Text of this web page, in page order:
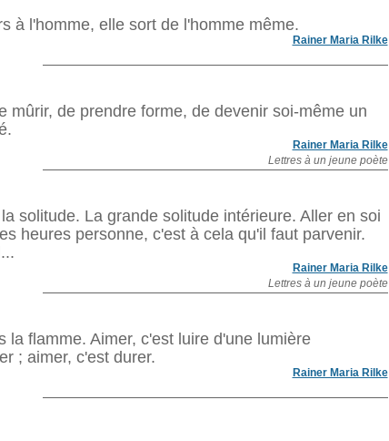
à l'homme, elle sort de l'homme même.
Rainer Maria Rilke
mûrir, de prendre forme, de devenir soi-même un
Rainer Maria Rilke
Lettres à un jeune poète
solitude. La grande solitude intérieure. Aller en soi
heures personne, c'est à cela qu'il faut parvenir.
Rainer Maria Rilke
Lettres à un jeune poète
la flamme. Aimer, c'est luire d'une lumière
; aimer, c'est durer.
Rainer Maria Rilke